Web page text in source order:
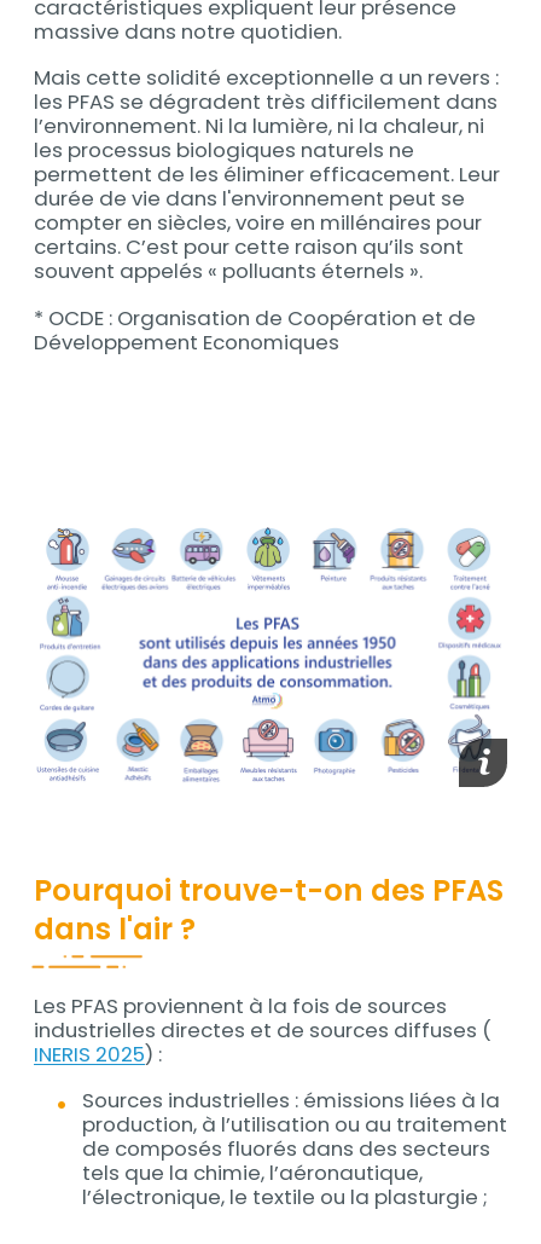
caractéristiques expliquent leur présence
massive dans notre quotidien.
Mais cette solidité exceptionnelle a un revers :
les PFAS se dégradent très difficilement dans
l’environnement. Ni la lumière, ni la chaleur, ni
les processus biologiques naturels ne
permettent de les éliminer efficacement. Leur
durée de vie dans l'environnement peut se
compter en siècles, voire en millénaires pour
certains. C’est pour cette raison qu’ils sont
souvent appelés « polluants éternels ».
* OCDE : Organisation de Coopération et de
Développement Economiques
Pourquoi trouve-t-on des PFAS
dans l'air ?
Contenu
Les PFAS proviennent à la fois de sources
industrielles directes et de sources diffuses (
INERIS 2025) :
Sources industrielles : émissions liées à la
production, à l’utilisation ou au traitement
de composés fluorés dans des secteurs
tels que la chimie, l’aéronautique,
l’électronique, le textile ou la plasturgie ;